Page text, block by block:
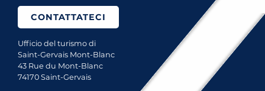
CONTATTATECI
Ufficio del turismo di
Saint-Gervais Mont-Blanc
43 Rue du Mont-Blanc
74170 Saint-Gervais